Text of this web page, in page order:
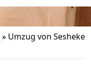
» Umzug von Sesheke